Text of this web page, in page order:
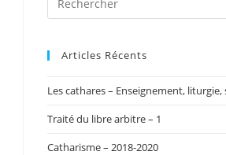
Articles Récents
Les cathares – Enseignement,
Traité du libre arbitre – 1
Catharisme – 2018-2020